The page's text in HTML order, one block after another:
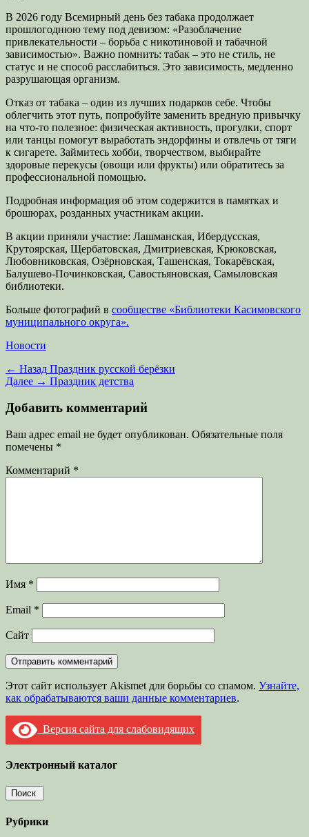
В 2026 году Всемирный день без табака продолжает
прошлогоднюю тему под девизом: «Разоблачение
привлекательности – борьба с никотиновой и табачной
зависимостью». Важно помнить: табак – это не стиль, не
статус и не способ расслабиться. Это зависимость, медленно
разрушающая организм.
Отказ от табака – один из лучших подарков себе. Чтобы
облегчить этот путь, попробуйте заменить вредную привычку
на что-то полезное: физическая активность, прогулки, спорт
или танцы помогут выработать эндорфины и отвлечь от тяги
к сигарете. Займитесь хобби, творчеством, выбирайте
здоровые перекусы (овощи или фрукты) или обратитесь за
профессиональной помощью.
Подробная информация об этом содержится в памятках и
брошюрах, розданных участникам акции.
В акции приняли участие: Лашманская, Ибердусская,
Крутоярская, Щербатовская, Дмитриевская, Крюковская,
Любовниковская, Озёрновская, Ташенская, Токарёвская,
Балушево-Починковская, Савостьяновская, Самыловская
библиотеки.
Больше фотографий в сообществе «Библиотеки Касимовского
муниципального округа».
Категории
Новости
Навигация
по
записям
← Назад Предыдущая
запись:
Праздник русской берёзки
Далее → Следующая
Праздник детства
Добавить комментарий
Ваш адрес email не будет опубликован. Обязательные поля
помечены *
Комментарий *
Имя *
Email *
Сайт
Этот сайт использует Akismet для борьбы со спамом. Узнайте,
как обрабатываются ваши данные комментариев.
Версия сайта для слабовидящих
Электронный каталог
Рубрики